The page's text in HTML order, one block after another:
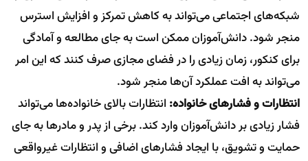
شبکه‌های اجتماعی می‌تواند به کاهش تمرکز و افزایش استرس
منجر شود. دانش‌آموزان ممکن است به جای مطالعه و آمادگی
برای کنکور، زمان زیادی را در فضای مجازی صرف کنند که این امر
می‌تواند به افت عملکرد آن‌ها منجر شود.
انتظارات و فشارهای خانواده: انتظارات بالای خانواده‌ها می‌تواند
فشار زیادی بر دانش‌آموزان وارد کند. برخی از پدر و مادرها به جای
حمایت و تشویق، با ایجاد فشارهای اضافی و انتظارات غیرواقعی